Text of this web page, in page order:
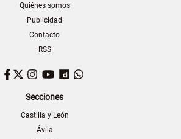
Quiénes somos
Publicidad
Contacto
RSS
Facebook
TwitterInstagram
YouTubeDailymotion
Secciones
Castilla y León
Ávila